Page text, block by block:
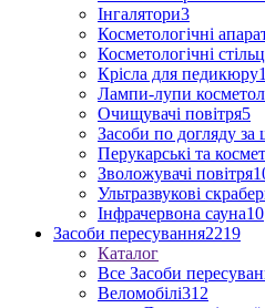
Інгалятори3
Косметологічні
Косметологічні
Крісла для педикюру
Лампи-лупи
Очищувачі повітря5
Засоби по догляду за
Перукарські та
Зволожувачі повітря
Ультразвукові
Інфрачервона сауна10
Засоби пересування2219
Каталог
Все Засоби
Веломобілі312